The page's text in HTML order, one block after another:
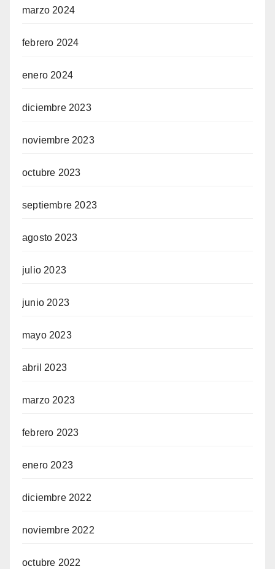
marzo 2024
febrero 2024
enero 2024
diciembre 2023
noviembre 2023
octubre 2023
septiembre 2023
agosto 2023
julio 2023
junio 2023
mayo 2023
abril 2023
marzo 2023
febrero 2023
enero 2023
diciembre 2022
noviembre 2022
octubre 2022